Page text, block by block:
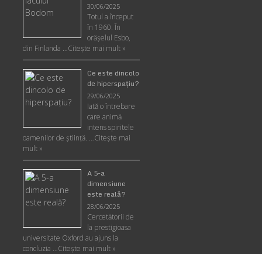
30/06/2025
Totul a început
în 1960. În
orășelul Esbo,
din Finlanda …Citește mai mult »
Ce este dincolo
de hiperspaţiu?
29/06/2025
Iată o întrebare
care animă
intens spiritele
oamenilor de ştiinţă. …Citește mai
mult »
A 5-a
dimensiune
este reală?
28/06/2025
Cercetătorii de
la prestigioasa
universitate Oxford au ajuns la
concluzia …Citește mai mult »